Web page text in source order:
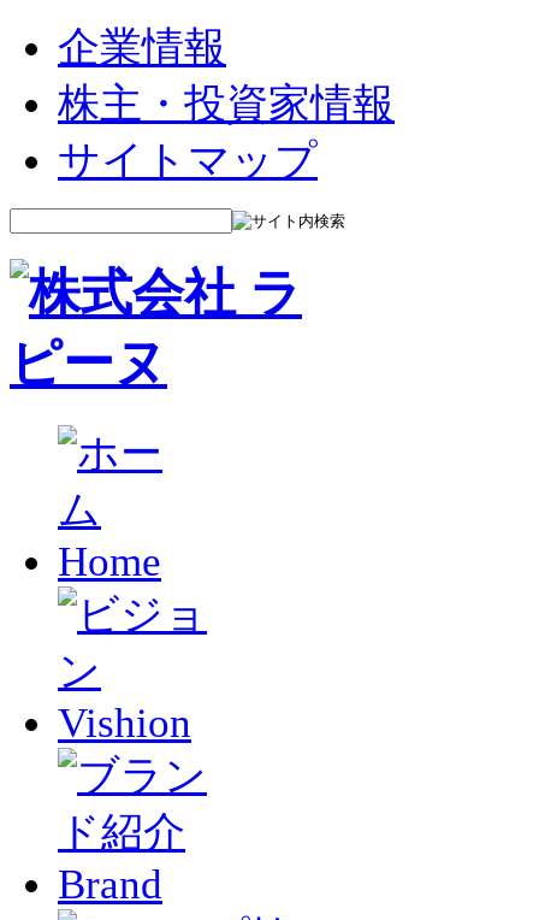
企業情報
株主・投資家情報
サイトマップ